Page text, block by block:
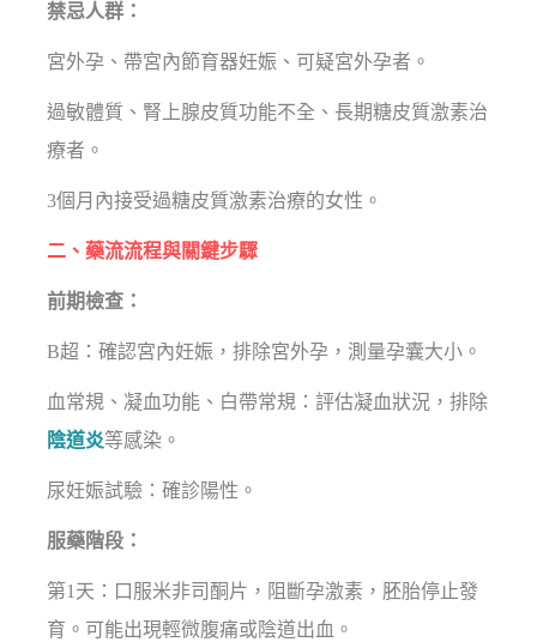
禁忌人群：
宮外孕、帶宮內節育器妊娠、可疑宮外孕者。
過敏體質、腎上腺皮質功能不全、長期糖皮質激素治
療者。
3個月內接受過糖皮質激素治療的女性。
二、藥流流程與關鍵步驟
前期檢查：
B超：確認宮內妊娠，排除宮外孕，測量孕囊大小。
血常規、凝血功能、白帶常規：評估凝血狀況，排除
陰道炎等感染。
尿妊娠試驗：確診陽性。
服藥階段：
第1天：口服米非司酮片，阻斷孕激素，胚胎停止發
育。可能出現輕微腹痛或陰道出血。